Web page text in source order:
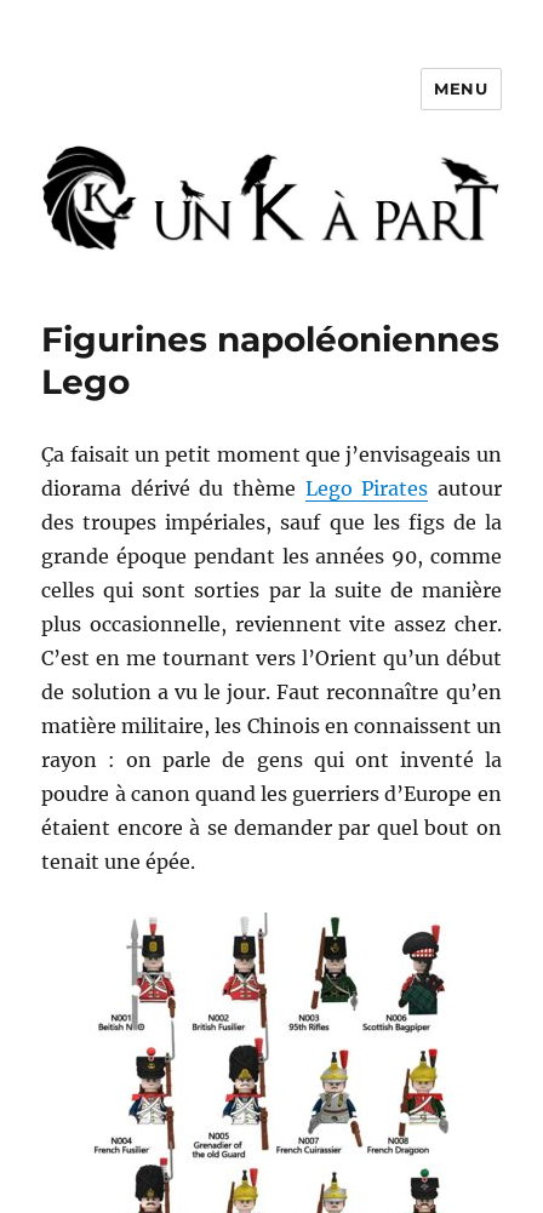
MENU
Figurines napoléoniennes
Lego
Ça faisait un petit moment que j’envisageais un
diorama dérivé du thème Lego Pirates autour
des troupes impériales, sauf que les figs de la
grande époque pendant les années 90, comme
celles qui sont sorties par la suite de manière
plus occasionnelle, reviennent vite assez cher.
C’est en me tournant vers l’Orient qu’un début
de solution a vu le jour. Faut reconnaître qu’en
matière militaire, les Chinois en connaissent un
rayon : on parle de gens qui ont inventé la
poudre à canon quand les guerriers d’Europe en
étaient encore à se demander par quel bout on
tenait une épée.